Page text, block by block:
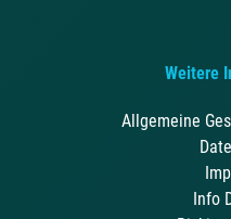
Weitere
Allgemeine
Info